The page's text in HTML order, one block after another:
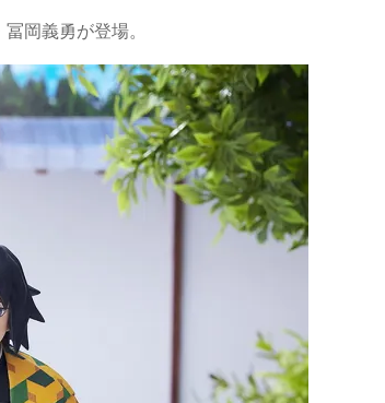
岡義勇が登場。